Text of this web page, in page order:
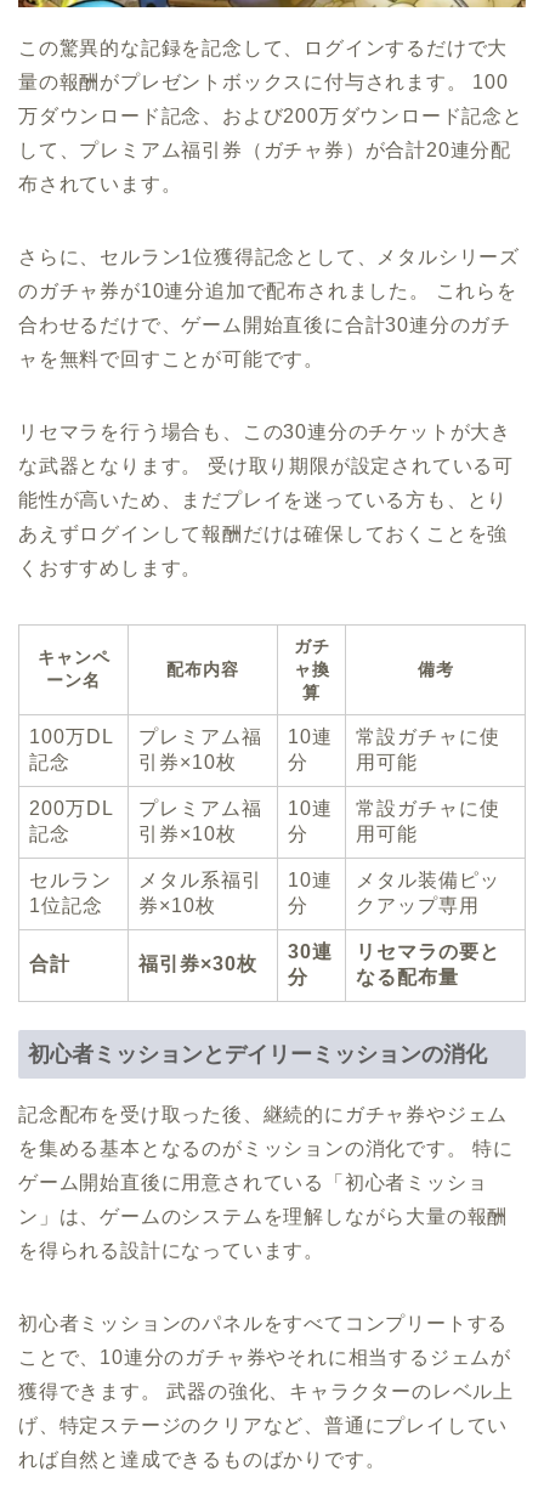
この驚異的な記録を記念して、ログインするだけで大
量の報酬がプレゼントボックスに付与されます。 100
万ダウンロード記念、および200万ダウンロード記念と
して、プレミアム福引券（ガチャ券）が合計20連分配
布されています。
さらに、セルラン1位獲得記念として、メタルシリーズ
のガチャ券が10連分追加で配布されました。 これらを
合わせるだけで、ゲーム開始直後に合計30連分のガチ
ャを無料で回すことが可能です。
リセマラを行う場合も、この30連分のチケットが大き
な武器となります。 受け取り期限が設定されている可
能性が高いため、まだプレイを迷っている方も、とり
あえずログインして報酬だけは確保しておくことを強
くおすすめします。
キャンペ
ーン名
配布内容
ガチ
ャ換
算
備考
100万DL
記念
プレミアム福
引券×10枚
10連
分
常設ガチャに使
用可能
200万DL
記念
プレミアム福
引券×10枚
10連
分
常設ガチャに使
用可能
セルラン
1位記念
メタル系福引
券×10枚
10連
分
メタル装備ピッ
クアップ専用
合計 福引券×30枚
30連
分
リセマラの要と
なる配布量
初心者ミッションとデイリーミッションの消化
記念配布を受け取った後、継続的にガチャ券やジェム
を集める基本となるのがミッションの消化です。 特に
ゲーム開始直後に用意されている「初心者ミッショ
ン」は、ゲームのシステムを理解しながら大量の報酬
を得られる設計になっています。
初心者ミッションのパネルをすべてコンプリートする
ことで、10連分のガチャ券やそれに相当するジェムが
獲得できます。 武器の強化、キャラクターのレベル上
げ、特定ステージのクリアなど、普通にプレイしてい
れば自然と達成できるものばかりです。